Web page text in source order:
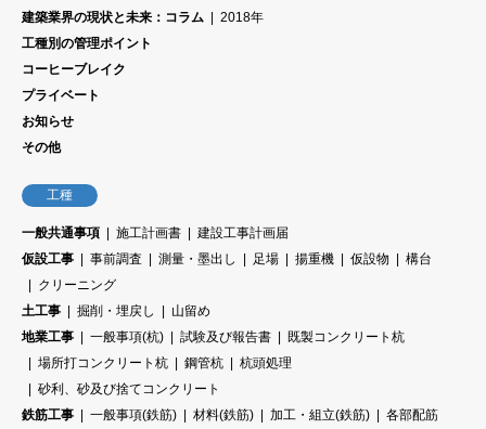
建築業界の現状と未来：コラム
2018年
工種別の管理ポイント
コーヒーブレイク
プライベート
お知らせ
その他
工種
一般共通事項 施工計画書
建設工事計画届
仮設工事
事前調査 測量・墨出し 足場 揚重機 仮設物
構台
クリーニング
土工事
掘削・埋戻し
山留め
地業工事
一般事項(杭) 試験及び報告書
既製コンクリート杭
場所打コンクリート杭
鋼管杭
杭頭処理
砂利、砂及び捨てコンクリート
鉄筋工事
一般事項(鉄筋) 材料(鉄筋) 加工・組立(鉄筋)
各部配筋